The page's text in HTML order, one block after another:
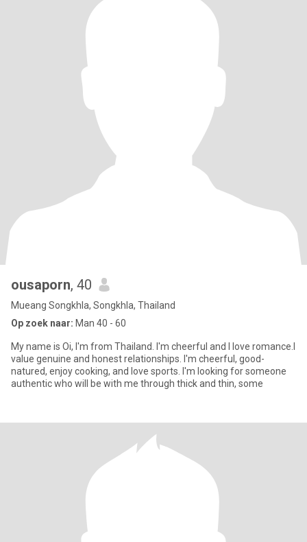
ousaporn, 40
Mueang Songkhla, Songkhla, Thailand
Op zoek naar: Man 40 - 60
My name is Oi, I'm from Thailand. I'm cheerful and I love romance.I
value genuine and honest relationships. I'm cheerful, good-
natured, enjoy cooking, and love sports. I'm looking for someone
authentic who will be with me through thick and thin, some